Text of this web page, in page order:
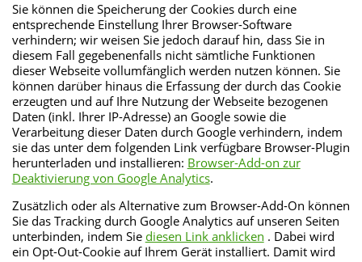
Sie können die Speicherung der Cookies durch eine
entsprechende Einstellung Ihrer Browser-Software
verhindern; wir weisen Sie jedoch darauf hin, dass Sie in
diesem Fall gegebenenfalls nicht sämtliche Funktionen
dieser Webseite vollumfänglich werden nutzen können. Sie
können darüber hinaus die Erfassung der durch das Cookie
erzeugten und auf Ihre Nutzung der Webseite bezogenen
Daten (inkl. Ihrer IP-Adresse) an Google sowie die
Verarbeitung dieser Daten durch Google verhindern, indem
sie das unter dem folgenden Link verfügbare Browser-Plugin
herunterladen und installieren: Browser-Add-on zur
Deaktivierung von Google Analytics.
Zusätzlich oder als Alternative zum Browser-Add-On können
Sie das Tracking durch Google Analytics auf unseren Seiten
unterbinden, indem Sie diesen Link anklicken . Dabei wird
ein Opt-Out-Cookie auf Ihrem Gerät installiert. Damit wird